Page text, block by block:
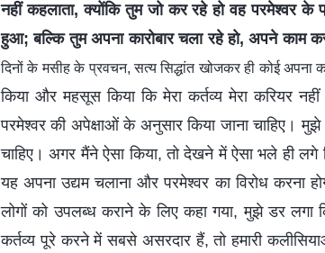
नहीं कहलाता, क्योंकि तुम जो कर रहे हो वह परमेश्वर
हुआ; बल्कि तुम अपना कारोबार चला रहे हो, अपने काम
दिनों के मसीह के प्रवचन, सत्य सिद्धांत खोजकर ही कोई अपना
किया और महसूस किया कि मेरा कर्तव्य मेरा करियर
परमेश्वर की अपेक्षाओं के अनुसार किया जाना चाहिए।
चाहिए। अगर मैंने ऐसा किया, तो देखने में ऐसा भले ही लगे
यह अपना उद्यम चलाना और परमेश्वर का विरोध करना
लोगों को उपलब्ध कराने के लिए कहा गया, मुझे डर
कर्तव्य पूरे करने में सबसे असरदार हैं, तो हमारी